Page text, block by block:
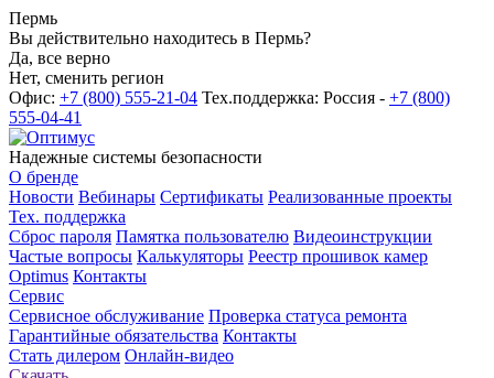
Пермь
Вы действительно находитесь в Пермь?
Да, все верно
Нет, сменить регион
Офис: +7 (800) 555-21-04 Тех.поддержка: Россия - +7 (800)
555-04-41
Надежные системы безопасности
О бренде
Новости Вебинары Сертификаты Реализованные проекты
Тех. поддержка
Сброс пароля Памятка пользователю Видеоинструкции
Частые вопросы Калькуляторы Реестр прошивок камер
Optimus Контакты
Сервис
Сервисное обслуживание Проверка статуса ремонта
Гарантийные обязательства Контакты
Стать дилером Онлайн-видео